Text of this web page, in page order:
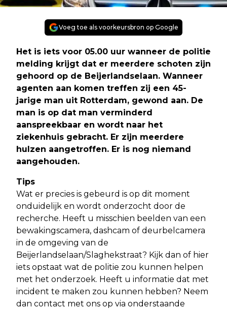
Voeg toe als voorkeursbron op Google
Het is iets voor 05.00 uur wanneer de politie
melding krijgt dat er meerdere schoten zijn
gehoord op de Beijerlandselaan. Wanneer
agenten aan komen treffen zij een 45-
jarige man uit Rotterdam, gewond aan. De
man is op dat man verminderd
aanspreekbaar en wordt naar het
ziekenhuis gebracht. Er zijn meerdere
hulzen aangetroffen. Er is nog niemand
aangehouden.
Tips
Wat er precies is gebeurd is op dit moment
onduidelijk en wordt onderzocht door de
recherche. Heeft u misschien beelden van een
bewakingscamera, dashcam of deurbelcamera
in de omgeving van de
Beijerlandselaan/Slaghekstraat? Kijk dan of hier
iets opstaat wat de politie zou kunnen helpen
met het onderzoek. Heeft u informatie dat met
incident te maken zou kunnen hebben? Neem
dan contact met ons op via onderstaande